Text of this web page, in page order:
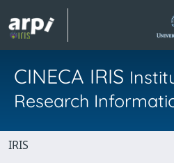
CINECA IRIS
Research
IRIS